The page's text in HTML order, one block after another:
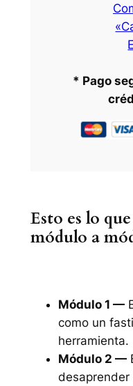
* Pago
Esto es lo
módulo a
Módulo 1 —
como un
herramienta.
Módulo 2 —
desaprender